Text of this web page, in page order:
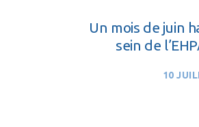
Un mois de juin
sein de
10